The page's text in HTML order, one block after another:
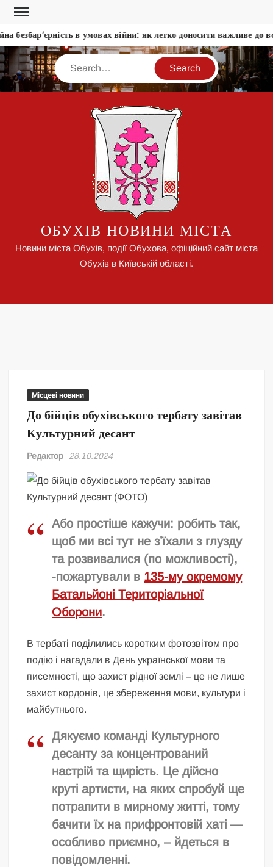
Skip
content
безбар’єрність в умовах війни: як легко доносити важливе до
Search
ОБУХІВ НОВИНИ МІСТА
Новини міста Обухів, події Обухова, офіційний сайт міста
Обухів в Київській області.
Місцеві новини
До бійців обухівського тербату завітав
Культурний десант
Редактор 28.10.2024
Або простіше кажучи: робить так,
щоб ми всі тут не зʼїхали з глузду
та розвивалися (по можливості),
-пожартували в 135-му окремому
Батальйоні Територіальної
Оборони.
В тербаті поділились коротким фотозвітом про
подію і нагадали в День української мови та
писемності, що захист рідної землі – це не лише
захист кордонів, це збереження мови, культури і
майбутнього.
Дякуємо команді Культурного
десанту за концентрований
настрій та щирість. Це дійсно
круті артисти, на яких спробуй ще
потрапити в мирному житті, тому
бачити їх на прифронтовій хаті —
особливо приємно, – йдеться в
повідомленні.